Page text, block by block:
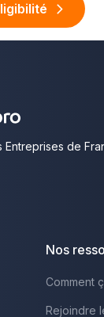
de
Nos
Comment
Rejoindre